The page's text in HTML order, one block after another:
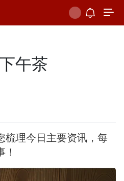
午茶
梳理今日主要资讯，每